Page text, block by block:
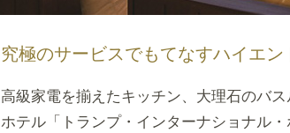
究極のサービスでもてなすハイエン
高級家電を揃えたキッチン、大理石のバ
ホテル「トランプ・インターナショナル